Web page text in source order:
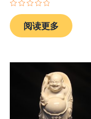
评
分
0
&sol;
阅读更多